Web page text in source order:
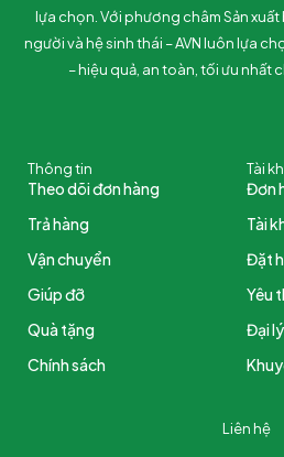
lựa chọn. Với phương châm Sản
người và hệ sinh thái – AVN luôn lựa
– hiệu quả, an toàn, tối ưu nhất
Thông tin
Theo dõi đơn hàng
Trả hàng
Vận chuyển
Giúp đỡ
Quà tặng
Chính sách
Tài
Đơn
Tài
Đặt
Yêu
Đại lý
Liên hệ